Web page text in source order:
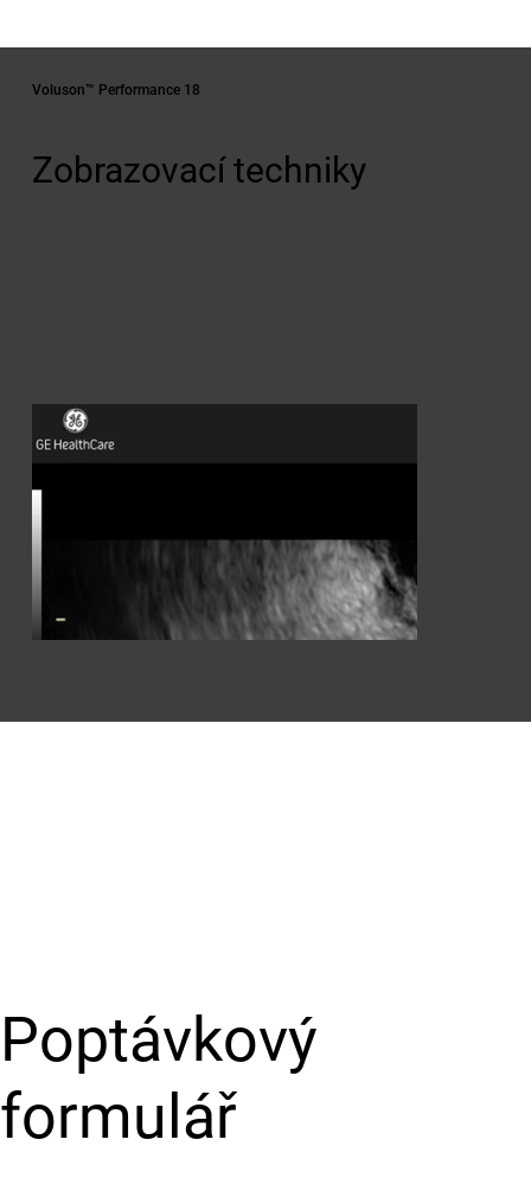
Voluson™ Performance 18
Zobrazovací techniky
Poptávkový
formulář